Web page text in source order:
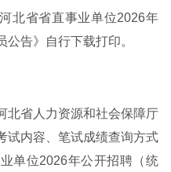
北省省直事业单位2026年
告》自行下载打印。
北省人力资源和社会保障厅
试内容、笔试成绩查询方式
单位2026年公开招聘（统